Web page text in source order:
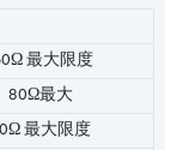
最大限度
80Ω最大
最大限度